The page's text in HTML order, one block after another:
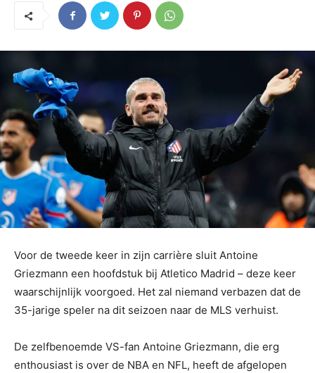
Voor de tweede keer in zijn carrière sluit Antoine
Griezmann een hoofdstuk bij Atletico Madrid – deze keer
waarschijnlijk voorgoed. Het zal niemand verbazen dat de
35-jarige speler na dit seizoen naar de MLS verhuist.
De zelfbenoemde VS-fan Antoine Griezmann, die erg
enthousiast is over de NBA en NFL, heeft de afgelopen